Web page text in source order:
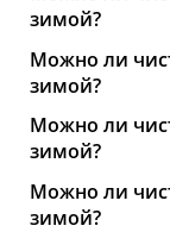
зимой?
Можно ли
зимой?
Можно ли
зимой?
Можно ли
зимой?